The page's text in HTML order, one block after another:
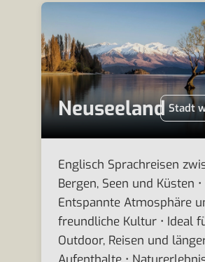
Neuseeland Stadt
Englisch Sprachreisen
Bergen, Seen und Küsten •
Entspannte Atmosphäre
freundliche Kultur • Ideal
Outdoor, Reisen und